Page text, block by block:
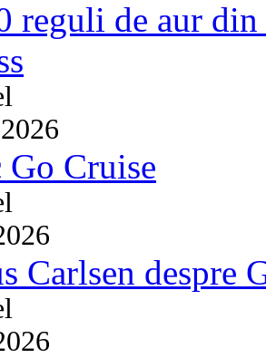
reguli de aur
Cruise
Carlsen despre